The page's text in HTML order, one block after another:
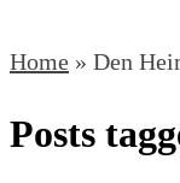
Home » Den
Posts